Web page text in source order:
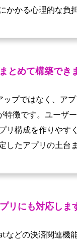
かかる心理的な負
とめて構築でき
プではなく、ア
徴です。ユーザ
リ構成を作りや
たアプリの土台
リにも対応しま
の決済関連機能